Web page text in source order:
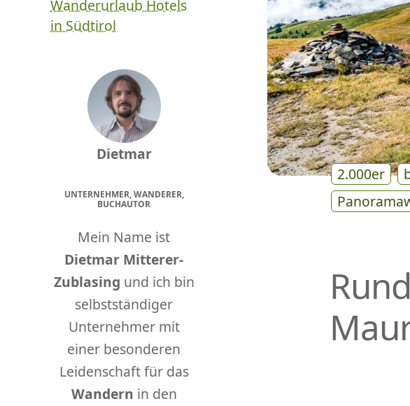
2.000er
Wanderurlaub Hotels
in Südtirol
Dietmar
UNTERNEHMER, WANDERER,
BUCHAUTOR
Mein Name ist
Dietmar Mitterer-
Zublasing und ich bin
selbstständiger
Unternehmer mit
einer besonderen
Leidenschaft für das
Wandern in den